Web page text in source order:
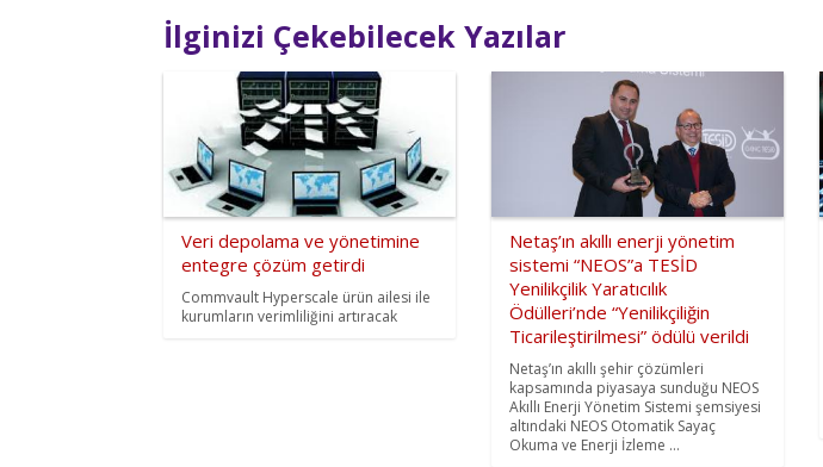
İlginizi Çekebilecek Yazılar
Veri depolama ve yönetimine
entegre çözüm getirdi
Commvault Hyperscale ürün ailesi ile
kurumların verimliliğini artıracak
Netaş’ın akıllı enerji yönetim
sistemi “NEOS”a TESİD
Yenilikçilik Yaratıcılık
Ödülleri’nde “Yenilikçiliğin
Ticarileştirilmesi” ödülü verildi
Netaş’ın akıllı şehir çözümleri
kapsamında piyasaya sunduğu NEOS
Akıllı Enerji Yönetim Sistemi şemsiyesi
altındaki NEOS Otomatik Sayaç
Okuma ve Enerji İzleme ...